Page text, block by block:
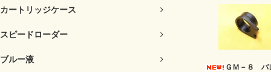
カートリッジケース
スピードローダー
ブルー液
ＧＭ－８ バ